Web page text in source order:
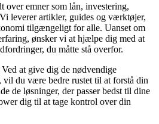
over emner som lån, investering,
leverer artikler, guides og værktøjer,
tilgængeligt for alle. Uanset om
ønsker vi at hjælpe dig med at
du måtte stå overfor.
at give dig de nødvendige
vil du være bedre rustet til at forstå din
de løsninger, der passer bedst til dine
dig til at tage kontrol over din